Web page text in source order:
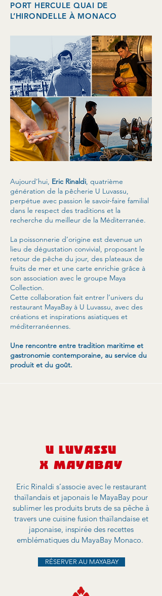
PORT HERCULE QUAI DE
L’HIRONDELLE À MONACO
Aujourd’hui, Eric Rinaldi, quatrième
génération de la pêcherie U Luvassu,
perpétue avec passion le savoir-faire familial
dans le respect des traditions et la
recherche du meilleur de la Méditerranée.
La poissonnerie d’origine est devenue un
lieu de dégustation convivial, proposant le
retour de pêche du jour, des plateaux de
fruits de mer et une carte enrichie grâce à
son association avec le groupe Maya
Collection.
Cette collaboration fait entrer l’univers du
restaurant MayaBay à U Luvassu, avec des
créations et inspirations asiatiques et
méditerranéennes.
Une rencontre entre tradition maritime et
gastronomie contemporaine, au service du
produit et du goût.
U LUVASSU
X MAYABAY
Eric Rinaldi s’associe avec le restaurant
thaïlandais et japonais le MayaBay pour
sublimer les produits bruts de sa pêche à
travers une cuisine fusion thaïlandaise et
japonaise, inspirée des recettes
emblématiques du MayaBay Monaco.
RÉSERVER AU MAYABAY